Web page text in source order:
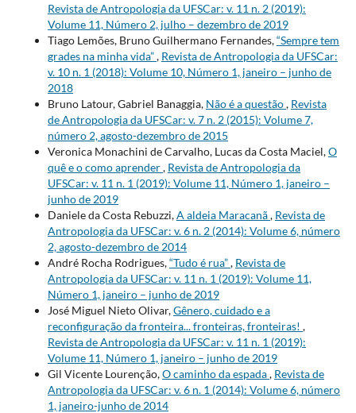
Revista de Antropologia da UFSCar: v. 11 n. 2 (2019):
Volume 11, Número 2, julho – dezembro de 2019
Tiago Lemões, Bruno Guilhermano Fernandes,“Sempre tem
grades na minha vida”, Revista de Antropologia da UFSCar:
v. 10 n. 1 (2018): Volume 10, Número 1, janeiro – junho de
2018
Bruno Latour, Gabriel Banaggia, Não é a questão, Revista
de Antropologia da UFSCar: v. 7 n. 2 (2015): Volume 7,
número 2, agosto-dezembro de 2015
Veronica Monachini de Carvalho, Lucas da Costa Maciel,O
quê e o como aprender, Revista de Antropologia da
UFSCar: v. 11 n. 1 (2019): Volume 11, Número 1, janeiro –
junho de 2019
Daniele da Costa Rebuzzi,A aldeia Maracanã, Revista de
Antropologia da UFSCar: v. 6 n. 2 (2014): Volume 6, número
2, agosto-dezembro de 2014
André Rocha Rodrigues,“Tudo é rua”, Revista de
Antropologia da UFSCar: v. 11 n. 1 (2019): Volume 11,
Número 1, janeiro – junho de 2019
José Miguel Nieto Olivar,Gênero, cuidado e a
reconfiguração da fronteira... fronteiras, fronteiras! ,
Revista de Antropologia da UFSCar: v. 11 n. 1 (2019):
Volume 11, Número 1, janeiro – junho de 2019
Gil Vicente Lourenção,O caminho da espada, Revista de
Antropologia da UFSCar: v. 6 n. 1 (2014): Volume 6, número
1, janeiro-junho de 2014